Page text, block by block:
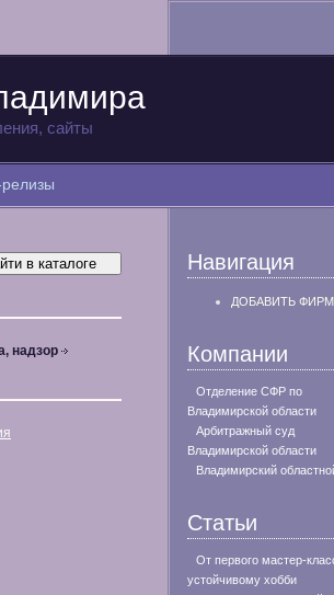
сайты
надзор
Навигация
ДОБАВИТЬ
Компании
Отделение СФР по
Владимирской области
Арбитражный суд
Владимирской области
Владимирский
Статьи
От первого мастер-
устойчивому хобби